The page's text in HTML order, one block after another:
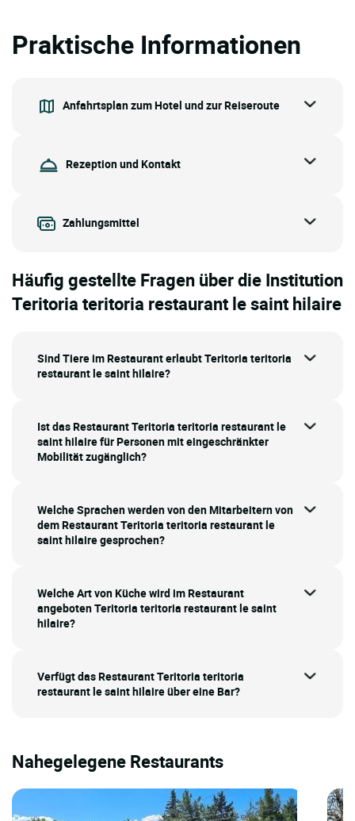
Praktische Informationen
Anfahrtsplan zum Hotel und zur Reiseroute
Rezeption und Kontakt
Zahlungsmittel
Häufig gestellte Fragen über die Institution
Teritoria teritoria restaurant le saint hilaire
Sind Tiere im Restaurant erlaubt Teritoria teritoria
restaurant le saint hilaire?
Ist das Restaurant Teritoria teritoria restaurant le
saint hilaire für Personen mit eingeschränkter
Mobilität zugänglich?
Welche Sprachen werden von den Mitarbeitern von
dem Restaurant Teritoria teritoria restaurant le
saint hilaire gesprochen?
Welche Art von Küche wird im Restaurant
angeboten Teritoria teritoria restaurant le saint
hilaire?
Verfügt das Restaurant Teritoria teritoria
restaurant le saint hilaire über eine Bar?
Nahegelegene Restaurants